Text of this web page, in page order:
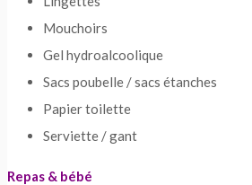
Mouchoirs
Gel hydroalcoolique
Sacs poubelle / sacs étanches
Papier toilette
Serviette / gant
Repas & bébé